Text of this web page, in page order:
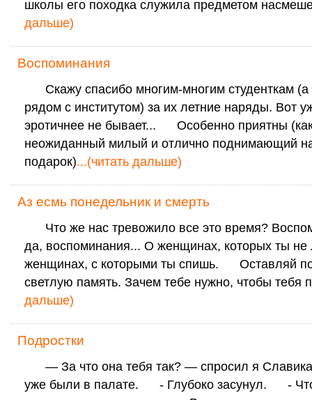
школы его походка служила предметом
дальше)
Воспоминания
Скажу спасибо многим-многим студенткам (а
рядом с институтом) за их летние наряды. Вот
эротичнее не бывает... Особенно приятны
неожиданный милый и отлично поднимающий
подарок)...(читать дальше)
Аз есмь понедельник и смерть
Что же нас тревожило все это время?
да, воспоминания... О женщинах, которых ты
женщинах, с которыми ты спишь. Оставляй по
светлую память. Зачем тебе нужно, чтобы тебя
дальше)
Подростки
— За что она тебя так? — спросил я
уже были в палате. - Глубоко засунул. -